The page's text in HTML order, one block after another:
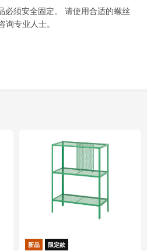
必须安全固定。 请使用合适的螺丝
专业人士。
新品 限定款